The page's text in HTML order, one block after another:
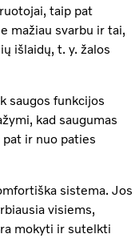
taip pat
mažiau svarbu ir tai,
išlaidų, t. y. žalos
saugos funkcijos
kad saugumas
ir nuo paties
sistema. Jos
visiems,
mokyti ir sutelkti